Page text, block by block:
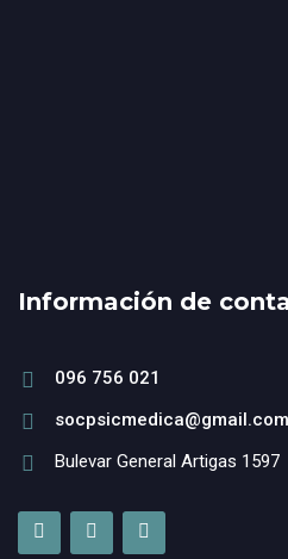
Información de
096 756 021
socpsicmedica@gmail.com
Bulevar General Artigas 1597